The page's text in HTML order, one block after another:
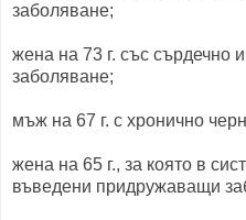
заболяване;
жена на 73 г. със сърдечно
заболяване;
мъж на 67 г. с хронично
жена на 65 г., за която в
въведени придружаващи